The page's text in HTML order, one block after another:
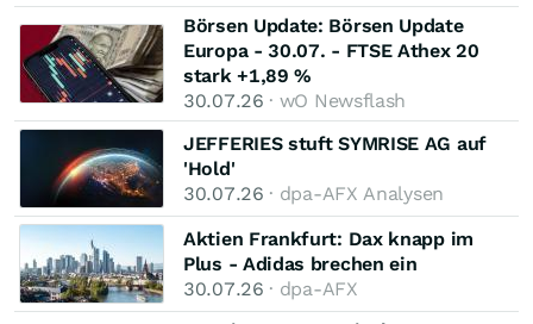
Börsen Update: Börsen Update
Europa - 30.07. - FTSE Athex 20
stark +1,89 %
30.07.26 · wO Newsflash
JEFFERIES stuft SYMRISE AG auf
'Hold'
30.07.26 · dpa-AFX Analysen
Aktien Frankfurt: Dax knapp im
Plus - Adidas brechen ein
30.07.26 · dpa-AFX